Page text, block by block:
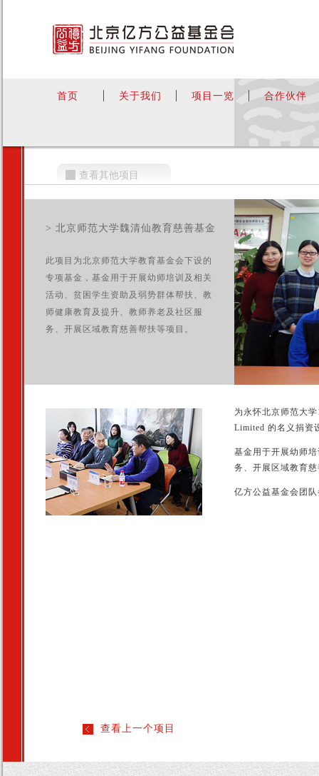
首页 关于我们 项目一览 合作伙伴
查看其他项目
> 北京师范大学魏清仙教育慈善基金
此项目为北京师范大学教育基金会下设的
专项基金，基金用于开展幼师培训及相关
活动、贫困学生资助及弱势群体帮扶、教
师健康教育及提升、教师养老及社区服
务、开展区域教育慈善帮扶等项目。
为永怀北京师范大
Limited 的名义捐资
基金用于开展幼师
务、开展区域教育
亿方公益基金会团
查看上一个项目